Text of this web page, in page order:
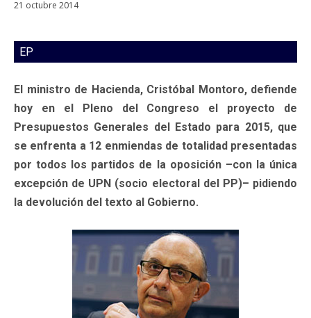
21 octubre 2014
EP
El ministro de Hacienda, Cristóbal Montoro, defiende
hoy en el Pleno del Congreso el proyecto de
Presupuestos Generales del Estado para 2015, que
se enfrenta a 12 enmiendas de totalidad presentadas
por todos los partidos de la oposición –con la única
excepción de UPN (socio electoral del PP)– pidiendo
la devolución del texto al Gobierno.